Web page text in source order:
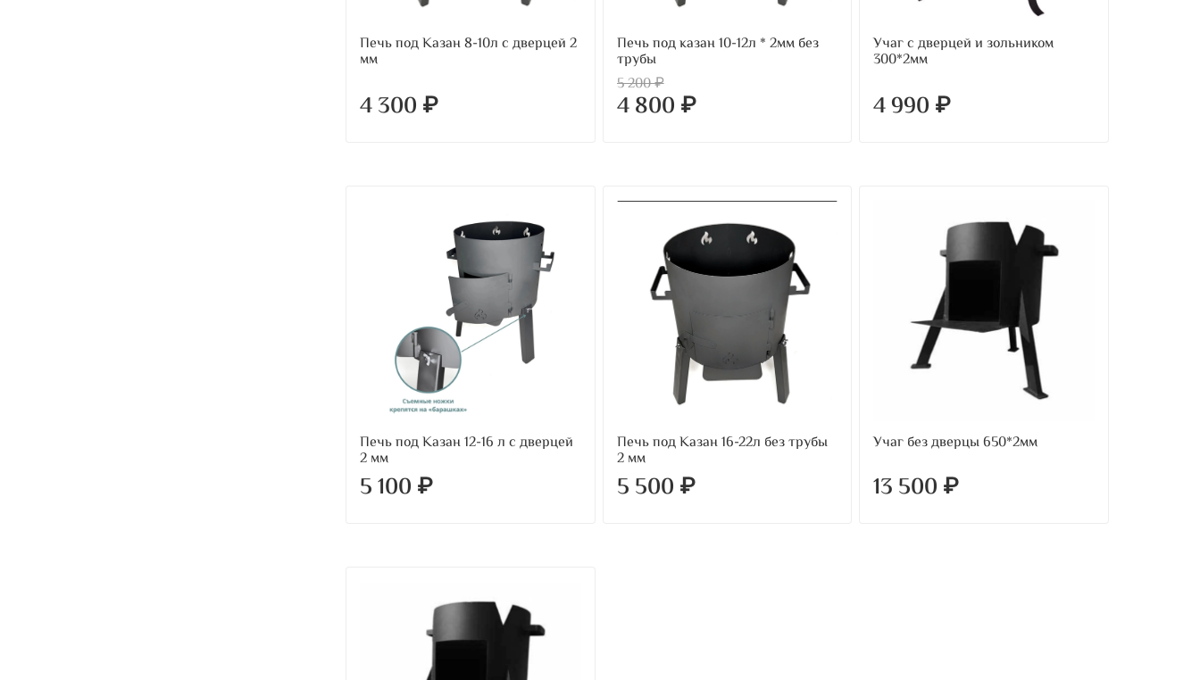
Печь под Казан 8-10л с дверцей 2
мм
4 300 ₽
Печь под казан 10-12л * 2мм без
трубы
5 200 ₽
4 800 ₽
Учаг с дверцей и зольником
300*2мм
4 990 ₽
Печь под Казан 12-16 л с дверцей
2 мм
5 100 ₽
Печь под Казан 16-22л без трубы
2 мм
5 500 ₽
Учаг без дверцы 650*2мм
13 500 ₽